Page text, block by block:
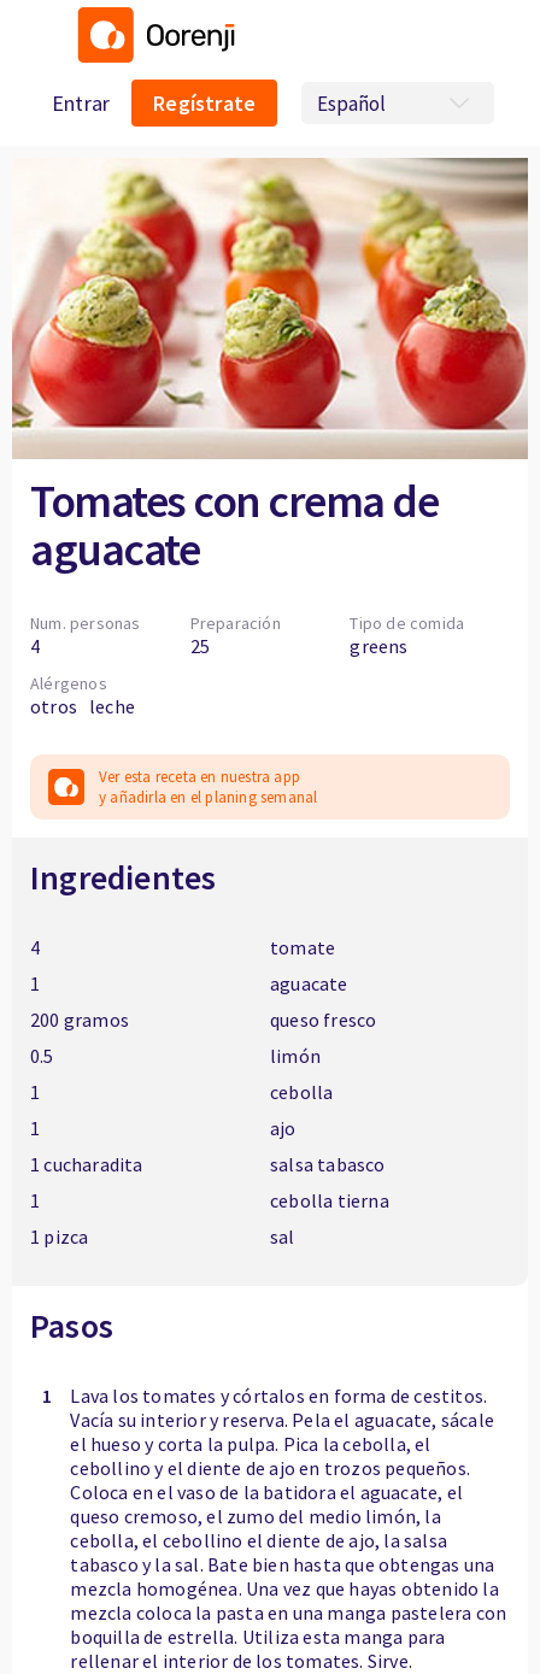
Entrar Regístrate
Tomates con crema de
aguacate
Num. personas
4
Preparación
25
Tipo de comida
greens
Alérgenos
otros leche
Ver esta receta en nuestra app
y añadirla en el planing semanal
Ingredientes
4
tomate
1
aguacate
200 gramos
queso fresco
0.5
limón
1
cebolla
1
ajo
1 cucharadita
salsa tabasco
1
cebolla tierna
1 pizca
sal
Pasos
1
Lava los tomates y córtalos en forma de cestitos.
Vacía su interior y reserva. Pela el aguacate, sácale
el hueso y corta la pulpa. Pica la cebolla, el
cebollino y el diente de ajo en trozos pequeños.
Coloca en el vaso de la batidora el aguacate, el
queso cremoso, el zumo del medio limón, la
cebolla, el cebollino el diente de ajo, la salsa
tabasco y la sal. Bate bien hasta que obtengas una
mezcla homogénea. Una vez que hayas obtenido la
mezcla coloca la pasta en una manga pastelera con
boquilla de estrella. Utiliza esta manga para
rellenar el interior de los tomates. Sirve.